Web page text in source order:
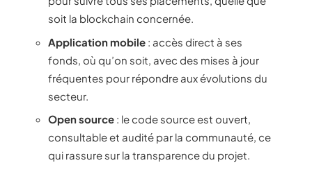
soit la blockchain concernée.
Application mobile : accès direct à ses
fonds, où qu’on soit, avec des mises à jour
fréquentes pour répondre aux évolutions du
secteur.
Open source : le code source est ouvert,
consultable et audité par la communauté, ce
qui rassure sur la transparence du projet.